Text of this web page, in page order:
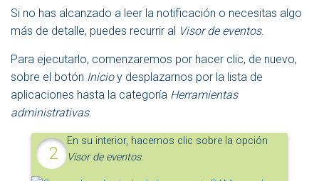
Si no has alcanzado a leer la notificación o necesitas algo
más de detalle, puedes recurrir al Visor de eventos.
Para ejecutarlo, comenzaremos por hacer clic, de nuevo,
sobre el botón Inicioy desplazarnos por la lista de
aplicaciones hasta la categoría Herramientas
administrativas.
En su interior, hacemos clic sobre la opción
Visor de eventos.